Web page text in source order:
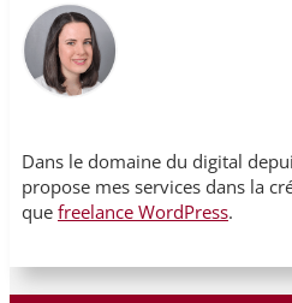
Dans le domaine du digital
propose mes services dans la
que freelance WordPress.